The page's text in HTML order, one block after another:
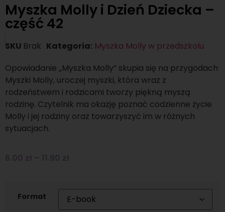
Myszka Molly i Dzień Dziecka –
część 42
SKU Brak Kategoria: Myszka Molly w przedszkolu
Opowiadanie „Myszka Molly” skupia się na przygodach
Myszki Molly, uroczej myszki, która wraz z
rodzeństwem i rodzicami tworzy piękną myszą
rodzinę. Czytelnik ma okazję poznać codzienne życie
Molly i jej rodziny oraz towarzyszyć im w różnych
sytuacjach.
Format